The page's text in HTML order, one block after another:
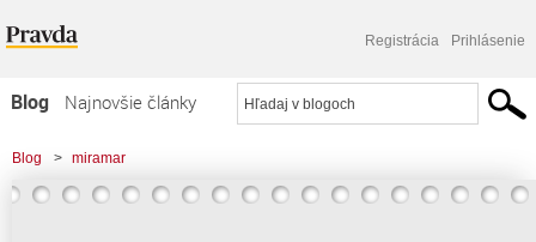
Registrácia Prihlásenie
Blog
Najnovšie články
Najčítanejšie články
Najkomentovanejšie články
Blog > miramar